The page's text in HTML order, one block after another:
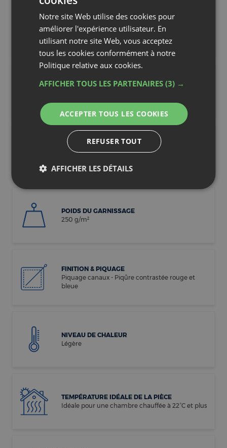
TYPE DE GARNISSAGE
GARNISSAGE
POIDS DU GARNISSAGE
250 g/m²
FINITION & PIQUAGE
Piquage canaux - Piqûre contrastée rouge et
bleue
NIVEAU DE CHALEUR
Légère
TEMPÉRATURE IDÉALE DE LA PIÈCE
Idéale pour une chambre chauffée à 22°C et plus